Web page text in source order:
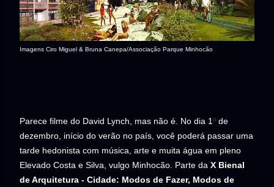
Imagens Ciro Miguel & Bruna Canepa/Associação Parque Minhocão
Parece filme do David Lynch, mas não é. No dia 1º de
dezembro, início do verão no país, você poderá passar uma
tarde hedonista com música, arte e muita água em pleno
Elevado Costa e Silva, vulgo Minhocão. Parte da X Bienal
de Arquitetura - Cidade: Modos de Fazer, Modos de